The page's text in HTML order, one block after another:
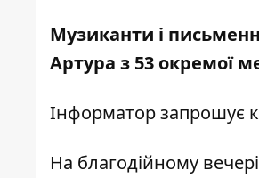
Музиканти і
Артура з 53 окремої
Інформаторзапрошує
На благодійному